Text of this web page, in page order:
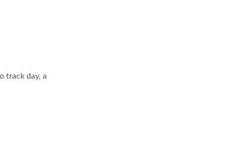
track day, a